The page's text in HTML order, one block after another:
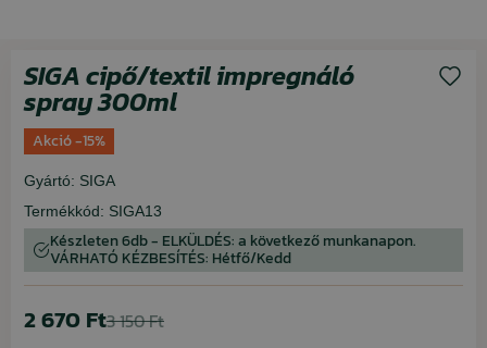
SIGA cipő/textil impregnáló
spray 300ml
Akció -15%
Gyártó: SIGA
Termékkód: SIGA13
Készleten 6db - ELKÜLDÉS: a következő munkanapon.
VÁRHATÓ KÉZBESÍTÉS: Hétfő/Kedd
2 670 Ft3 150 Ft